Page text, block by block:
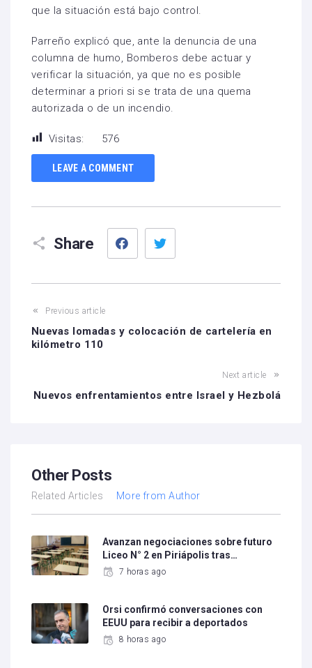
que la situación está bajo control.
Parreño explicó que, ante la denuncia de una
columna de humo, Bomberos debe actuar y
verificar la situación, ya que no es posible
determinar a priori si se trata de una quema
autorizada o de un incendio.
Visitas: 576
LEAVE A COMMENT
Share
Facebook
Previous article
Nuevas lomadas y colocación de cartelería en
kilómetro 110
Next article
Nuevos enfrentamientos entre Israel y Hezbolá
Other Posts
Related Articles More from Author
Avanzan negociaciones sobre futuro
Liceo N° 2 en Piriápolis tras…
7 horas ago
Orsi confirmó conversaciones con
EEUU para recibir a deportados
8 horas ago